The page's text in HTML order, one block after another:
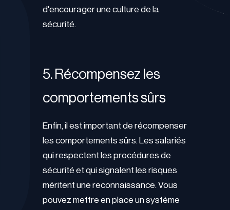
d'encourager une culture de la
sécurité.
5. Récompensez les
comportements sûrs
Enfin, il est important de récompenser
les comportements sûrs. Les salariés
qui respectent les procédures de
sécurité et qui signalent les risques
méritent une reconnaissance. Vous
pouvez mettre en place un système